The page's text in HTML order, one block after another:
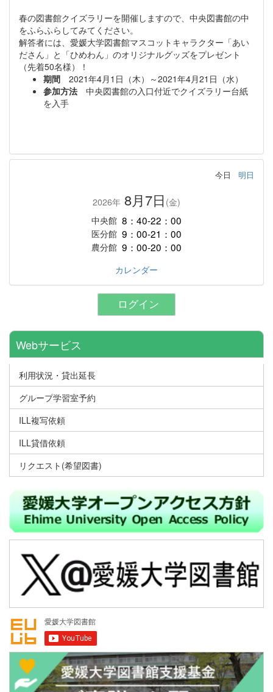
春の図書館クイズラリーを開催しますので、中央図書館の中
をふらふらしてみてください。
解答者には、愛媛大学図書館マスコットキャラクター「あい
ださん」と「ひめわん」のオリジナルグッズをプレゼント
（先着50名様）！
期間 2021年4月1日（木）～2021年4月21日（水）
参加方法 中央図書館の入口付近でクイズラリー台紙
を入手
今日 明日
2026年 8月7日 (金)
中央館 8：40-22：00
医分館 9：00-21：00
農分館 9：00-20：00
カレンダー
ログイン
Webサービス
利用状況・貸出延長
グループ学習室予約
ILL複写依頼
ILL貸借依頼
リクエスト(希望図書)